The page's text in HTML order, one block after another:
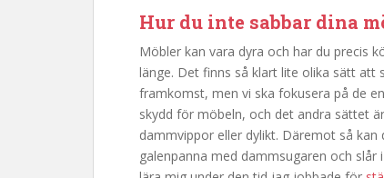
Hur du inte sabbar dina
Möbler kan vara dyra och har du precis
länge. Det finns så klart lite olika sätt att
framkomst, men vi ska fokusera på de
skydd för möbeln, och det andra sättet
dammvippor eller dylikt. Däremot så
galenpanna med dammsugaren och